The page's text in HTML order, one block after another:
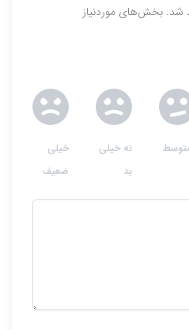
شد. بخش‌های موردنیاز
خیلی
ضعیف
نه خیلی
بد